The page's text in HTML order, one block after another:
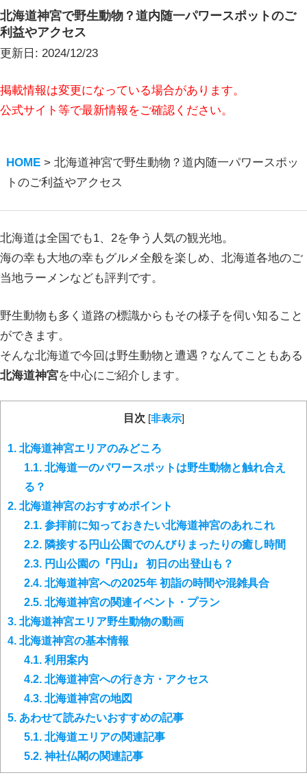
北海道神宮で野生動物？道内随一パワースポットのご
利益やアクセス
更新日: 2024/12/23
掲載情報は変更になっている場合があります。
公式サイト等で最新情報をご確認ください。
HOME> 北海道神宮で野生動物？道内随一パワースポッ
トのご利益やアクセス
北海道は全国でも1、2を争う人気の観光地。
海の幸も大地の幸もグルメ全般を楽しめ、北海道各地のご
当地ラーメンなども評判です。
野生動物も多く道路の標識からもその様子を伺い知ること
ができます。
そんな北海道で今回は野生動物と遭遇？なんてこともある
北海道神宮を中心にご紹介します。
目次 [非表示]
1. 北海道神宮エリアのみどころ
1.1. 北海道一のパワースポットは野生動物と触れ合え
る？
2. 北海道神宮のおすすめポイント
2.1. 参拝前に知っておきたい北海道神宮のあれこれ
2.2. 隣接する円山公園でのんびりまったりの癒し時間
2.3. 円山公園の『円山』 初日の出登山も？
2.4. 北海道神宮への2025年 初詣の時間や混雑具合
2.5. 北海道神宮の関連イベント・プラン
3. 北海道神宮エリア野生動物の動画
4. 北海道神宮の基本情報
4.1. 利用案内
4.2. 北海道神宮への行き方・アクセス
4.3. 北海道神宮の地図
5. あわせて読みたいおすすめの記事
5.1. 北海道エリアの関連記事
5.2.神社仏閣の関連記事